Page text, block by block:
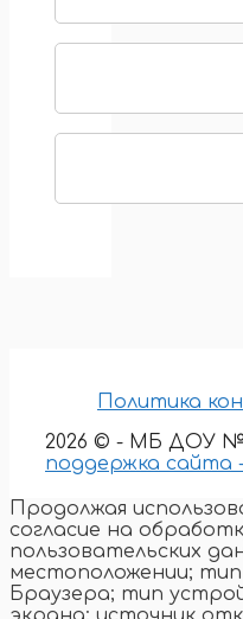
Политика
2026 © - МБ ДОУ №
поддержка сайта -
Продолжая
согласие на
пользовательских
местоположении;
Браузера; тип